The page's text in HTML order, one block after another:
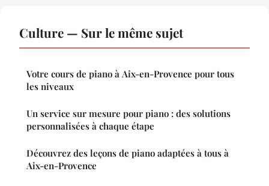
Culture — Sur le même sujet
Votre cours de piano à Aix-en-Provence pour tous
les niveaux
Un service sur mesure pour piano : des solutions
personnalisées à chaque étape
Découvrez des leçons de piano adaptées à tous à
Aix-en-Provence